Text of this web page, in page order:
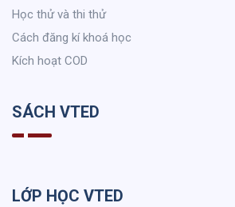
Học thử và thi thử
Cách đăng kí khoá học
Kích hoạt COD
SÁCH VTED
LỚP HỌC VTED